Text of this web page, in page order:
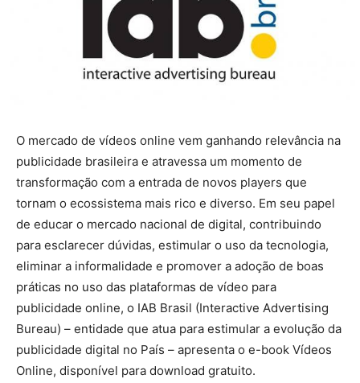
O mercado de vídeos online vem ganhando relevância na
publicidade brasileira e atravessa um momento de
transformação com a entrada de novos players que
tornam o ecossistema mais rico e diverso. Em seu papel
de educar o mercado nacional de digital, contribuindo
para esclarecer dúvidas, estimular o uso da tecnologia,
eliminar a informalidade e promover a adoção de boas
práticas no uso das plataformas de vídeo para
publicidade online, o IAB Brasil (Interactive Advertising
Bureau) – entidade que atua para estimular a evolução da
publicidade digital no País – apresenta o e-book Vídeos
Online, disponível para download gratuito.